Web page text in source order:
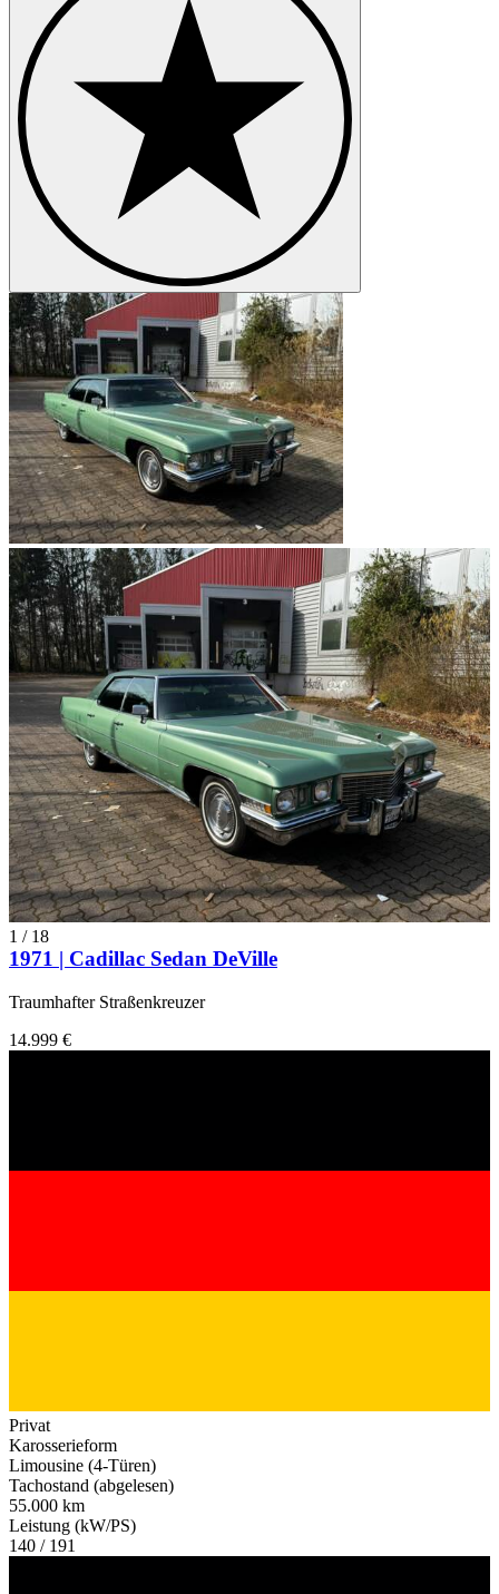
1 / 18
1971 | Cadillac Sedan DeVille
Traumhafter Straßenkreuzer
14.999 €
Privat
Karosserieform
Limousine (4-Türen)
Tachostand (abgelesen)
55.000 km
Leistung (kW/PS)
140 / 191